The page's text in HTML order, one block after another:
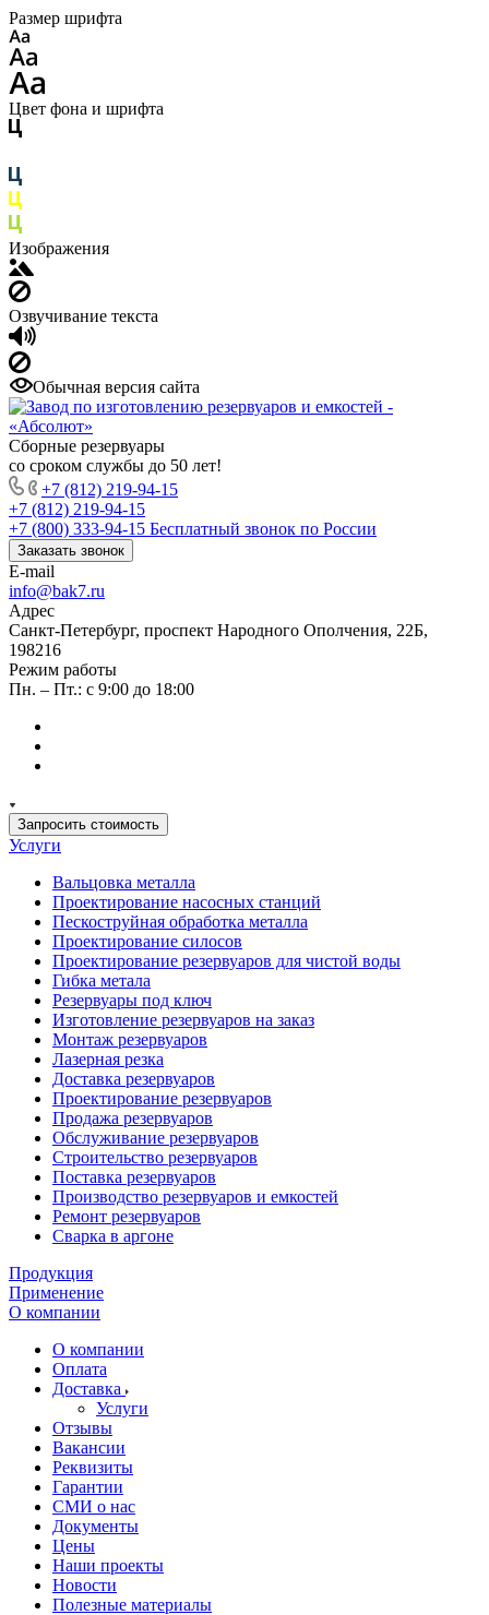
Размер шрифта
Цвет фона и шрифта
Изображения
Озвучивание текста
Обычная версия сайта
Сборные резервуары
со сроком службы до 50 лет!
+7 (812) 219-94-15
+7 (812) 219-94-15
+7 (800) 333-94-15 Бесплатный звонок по России
Заказать звонок
E-mail
info@bak7.ru
Адрес
Санкт-Петербург, проспект Народного Ополчения, 22Б,
198216
Режим работы
Пн. – Пт.: с 9:00 до 18:00
Запросить стоимость
Услуги
Вальцовка металла
Проектирование насосных станций
Пескоструйная обработка металла
Проектирование силосов
Проектирование резервуаров для чистой воды
Гибка метала
Резервуары под ключ
Изготовление резервуаров на заказ
Монтаж резервуаров
Лазерная резка
Доставка резервуаров
Проектирование резервуаров
Продажа резервуаров
Обслуживание резервуаров
Cтроительство резервуаров
Поставка резервуаров
Производство резервуаров и емкостей
Ремонт резервуаров
Сварка в аргоне
Продукция
Применение
О компании
О компании
Оплата
Доставка
Услуги
Отзывы
Вакансии
Реквизиты
Гарантии
СМИ о нас
Документы
Цены
Наши проекты
Новости
Полезные материалы